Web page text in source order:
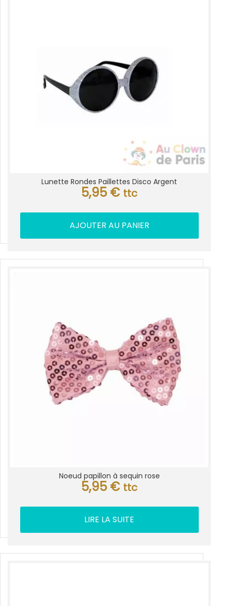
Lunette Rondes Paillettes Disco Argent
5,95 € ttc
AJOUTER AU PANIER
Noeud papillon à sequin rose
5,95 € ttc
LIRE LA SUITE